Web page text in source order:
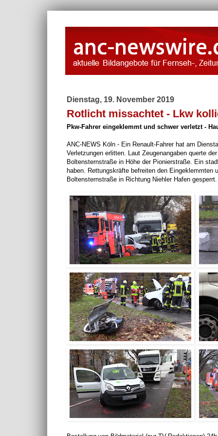
Dienstag, 19. November 2019
Rotlicht missachtet - Lkw
Pkw-Fahrer eingeklemmt und schwer verletzt -
ANC-NEWS Köln - Ein Renault-Fahrer hat am
Verletzungen erlitten. Laut Zeugenangaben querte
Boltensternstraße in Höhe der Pionierstraße. Ein
haben. Rettungskräfte befreiten den Eingeklemmten
Boltensternstraße in Richtung Niehler Hafen